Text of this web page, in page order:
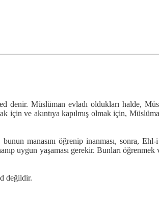
Müslüman evladı oldukları halde,
için ve akıntıya kapılmış olmak için,
manasını öğrenip inanması, sonra,
uygun yaşaması gerekir. Bunları
değildir.